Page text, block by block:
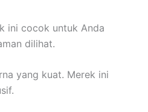
ini cocok untuk Anda
dilihat.
yang kuat. Merek ini